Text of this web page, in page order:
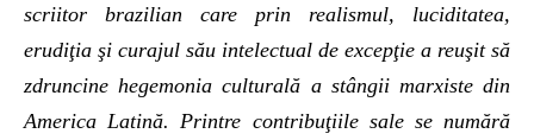
scriitor brazilian care prin realismul, luciditatea,
erudiţia şi curajul său intelectual de excepţie a reuşit să
zdruncine hegemonia culturală a stângii marxiste din
America Latină. Printre contribuţiile sale se numără